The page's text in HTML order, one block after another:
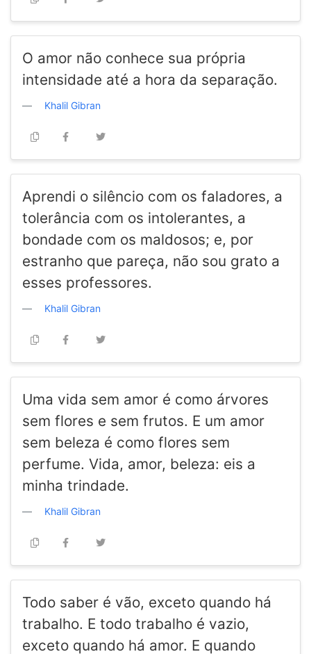
O amor não conhece sua própria
intensidade até a hora da separação.
Khalil Gibran
Aprendi o silêncio com os faladores, a
tolerância com os intolerantes, a
bondade com os maldosos; e, por
estranho que pareça, não sou grato a
esses professores.
Khalil Gibran
Uma vida sem amor é como árvores
sem flores e sem frutos. E um amor
sem beleza é como flores sem
perfume. Vida, amor, beleza: eis a
minha trindade.
Khalil Gibran
Todo saber é vão, exceto quando há
trabalho. E todo trabalho é vazio,
exceto quando há amor. E quando